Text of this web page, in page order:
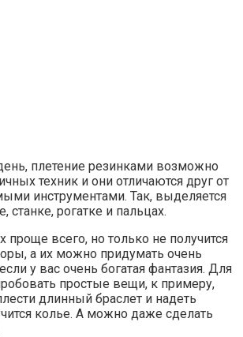
плетение резинками возможно
техник и они отличаются друг от
инструментами. Так, выделяется
станке, рогатке и пальцах.
проще всего, но только не получится
а их можно придумать очень
у вас очень богатая фантазия. Для
простые вещи, к примеру,
длинный браслет и надеть
колье. А можно даже сделать